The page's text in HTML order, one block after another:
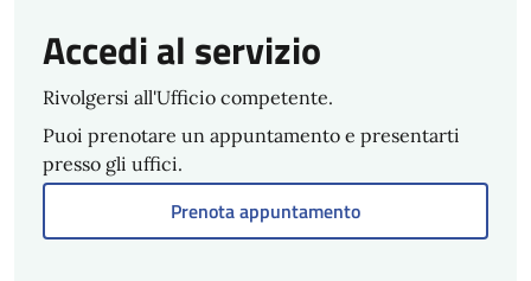
Accedi al servizio
Rivolgersi all'Ufficio competente.
Puoi prenotare un appuntamento e presentarti
presso gli uffici.
Prenota appuntamento